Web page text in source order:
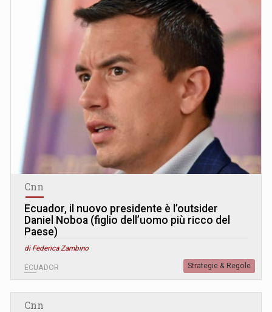
Cnn
Ecuador, il nuovo presidente è l’outsider
Daniel Noboa (figlio dell’uomo più ricco del
Paese)
di Federica Zambino
ECUADOR Strategie & Regole
Cnn